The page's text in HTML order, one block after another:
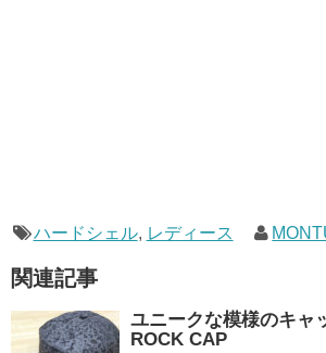
ハードシェル, レディース
関連記事
ユニークな模様のキャ
ROCK CAP